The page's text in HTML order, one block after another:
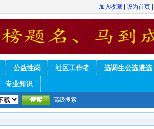
加入收藏 设为首页
公益性岗 社区工作者 选调生公选遴选
专业知识
高级搜索